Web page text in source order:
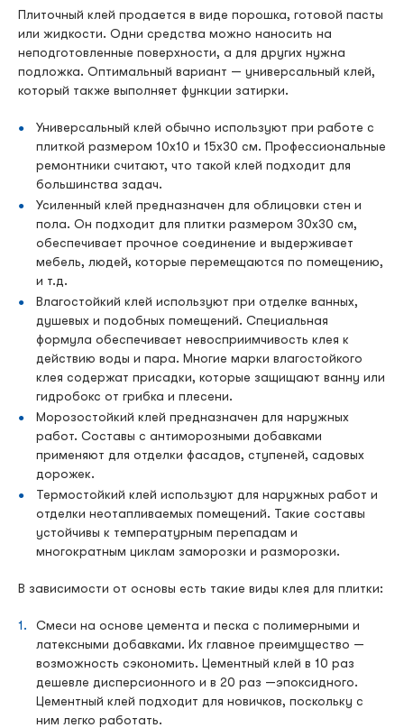
Плиточный клей продается в виде порошка, готовой пасты
или жидкости. Одни средства можно наносить на
неподготовленные поверхности, а для других нужна
подложка. Оптимальный вариант — универсальный клей,
который также выполняет функции затирки.
Универсальный клей обычно используют при работе с
плиткой размером 10х10 и 15х30 см. Профессиональные
ремонтники считают, что такой клей подходит для
большинства задач.
Усиленный клей предназначен для облицовки стен и
пола. Он подходит для плитки размером 30х30 см,
обеспечивает прочное соединение и выдерживает
мебель, людей, которые перемещаются по помещению,
и т.д.
Влагостойкий клей используют при отделке ванных,
душевых и подобных помещений. Специальная
формула обеспечивает невосприимчивость клея к
действию воды и пара. Многие марки влагостойкого
клея содержат присадки, которые защищают ванну или
гидробокс от грибка и плесени.
Морозостойкий клей предназначен для наружных
работ. Составы с антиморозными добавками
применяют для отделки фасадов, ступеней, садовых
дорожек.
Термостойкий клей используют для наружных работ и
отделки неотапливаемых помещений. Такие составы
устойчивы к температурным перепадам и
многократным циклам заморозки и разморозки.
В зависимости от основы есть такие виды клея для плитки:
Смеси на основе цемента и песка с полимерными и
латексными добавками. Их главное преимущество —
возможность сэкономить. Цементный клей в 10 раз
дешевле дисперсионного и в 20 раз —эпоксидного.
Цементный клей подходит для новичков, поскольку с
ним легко работать.